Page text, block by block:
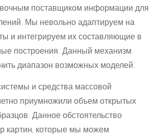
поставщиком информации для
Мы невольно адаптируем на
и интегрируем их составляющие в
построения. Данный механизм
диапазон возможных моделей.
и средства массовой
приумножили объем открытых
Данное обстоятельство
картин, которые мы можем